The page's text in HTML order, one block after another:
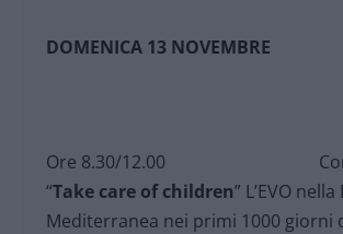
DOMENICA 13 NOVEMBRE
Ore 8.30/12.00
“Take care of children” L’EVO
Mediterranea nei primi 1000 giorni